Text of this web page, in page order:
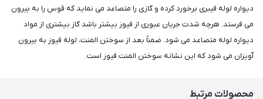
دیواره لوله فیبری برخورد کرده و گازی را متصاعد می نماید که قوس را به بیرون
می فرستد. هرچه شدت جریان عبوری از فیوز بیشتر باشد گاز بیشتری از مواد
دیواره لوله متصاعد می شود. ضمناً بعد از سوختن المنت، لوله فیوز به بیرون
آویزان می شود که این نشانه سوختن المنت فیوز است.
محصولات مرتبط